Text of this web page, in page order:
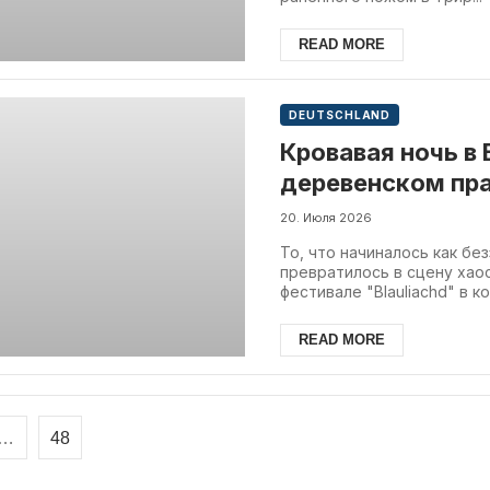
READ MORE
DEUTSCHLAND
Кровавая ночь в
деревенском
20. Июля 2026
То, что начиналось как
превратилось в сцену
фестивале "Blauliachd" в
READ MORE
48